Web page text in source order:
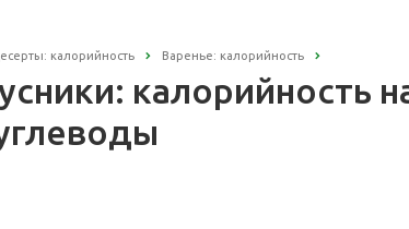
калорийность Варенье: калорийность
калорийность